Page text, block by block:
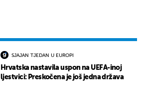
SJAJAN TJEDAN U EUROPI
Hrvatska nastavila uspon na UEFA-inoj
ljestvici: Preskočena je još jedna država